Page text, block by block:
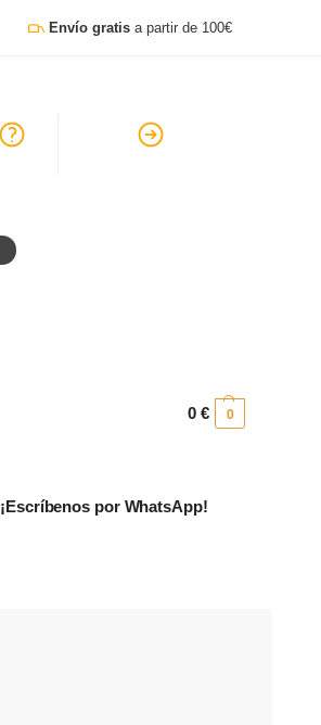
Envío gratis a partir de 100€
0€ 0
¡Escríbenos por WhatsApp!